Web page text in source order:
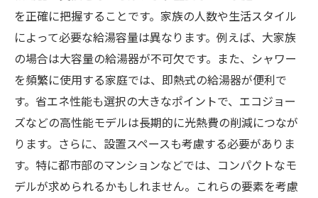
を正確に把握することです。家族の人数や生活スタイル
によって必要な給湯容量は異なります。例えば、大家族
の場合は大容量の給湯器が不可欠です。また、シャワー
を頻繁に使用する家庭では、即熱式の給湯器が便利で
す。省エネ性能も選択の大きなポイントで、エコジョー
ズなどの高性能モデルは長期的に光熱費の削減につなが
ります。さらに、設置スペースも考慮する必要がありま
す。特に都市部のマンションなどでは、コンパクトなモ
デルが求められるかもしれません。これらの要素を考慮